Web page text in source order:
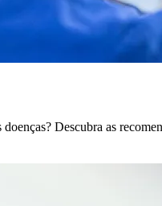
Descubra as